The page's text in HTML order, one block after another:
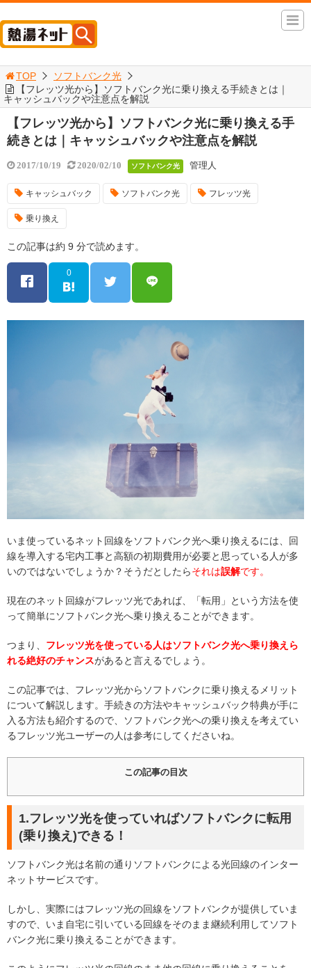
TOP
ソフトバンク光
【フレッツ光から】ソフトバンク光に乗り換える手続きとは｜
キャッシュバックや注意点を解説
【フレッツ光から】ソフトバンク光に乗り換える手
続きとは｜キャッシュバックや注意点を解説
2017/10/19 2020/02/10 ソフトバンク光 管理人
キャッシュバック ソフトバンク光 フレッツ光
乗り換え
この記事は約 9 分で読めます。
0
いま使っているネット回線をソフトバンク光へ乗り換えるには、回
線を導入する宅内工事と高額の初期費用が必要と思っている人が多
いのではないでしょうか？そうだとしたらそれは誤解です。
現在のネット回線がフレッツ光であれば、「転用」という方法を使
って簡単にソフトバンク光へ乗り換えることができます。
つまり、 フレッツ光を使っている人はソフトバンク光へ乗り換えら
れる絶好のチャンスがあると言えるでしょう。
この記事では、フレッツ光からソフトバンクに乗り換えるメリット
について解説します。手続きの方法やキャッシュバック特典が手に
入る方法も紹介するので、ソフトバンク光への乗り換えを考えてい
るフレッツ光ユーザーの人は参考にしてくださいね。
この記事の目次
1.フレッツ光を使っていればソフトバンクに転用
(乗り換え)できる！
ソフトバンク光は名前の通りソフトバンクによる光回線のインター
ネットサービスです。
しかし、実際にはフレッツ光の回線をソフトバンクが提供していま
すので、いま自宅に引いている回線をそのまま継続利用してソフト
バンク光に乗り換えることができます。